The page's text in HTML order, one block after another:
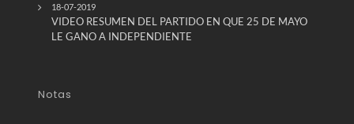
18-07-2019
VIDEO RESUMEN DEL PARTIDO EN QUE 25 DE MAYO
LE GANO A INDEPENDIENTE
Notas